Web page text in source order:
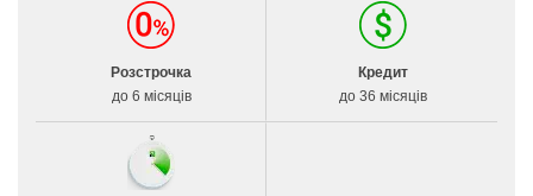
Розстрочка
до 6 місяців
Кредит
до 36 місяців